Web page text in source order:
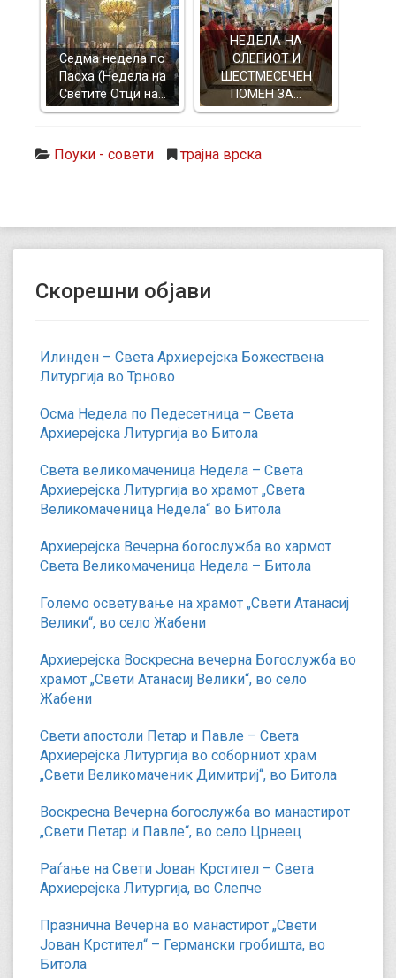
Седма недела по
Пасха (Недела на
Светите Отци на…
НЕДЕЛА НА
СЛЕПИОТ И
ШЕСТМЕСЕЧЕН
ПОМЕН ЗА…
Поуки - совети трајна врска
Скорешни објави
Илинден – Света Архиерејска Божествена
Литургија во Трново
Осма Недела по Педесетница – Света
Архиерејска Литургија во Битола
Света великомаченица Недела – Света
Архиерејска Литургија во храмот „Света
Великомаченица Недела“ во Битола
Архиерејска Вечерна богослужба во хармот
Света Великомаченица Недела – Битола
Големо осветување на храмот „Свети Атанасиј
Велики“, во село Жабени
Архиерејска Воскресна вечерна Богослужба во
храмот „Свети Атанасиј Велики“, во село
Жабени
Свети апостоли Петар и Павле – Света
Архиерејска Литургија во соборниот храм
„Свети Великомаченик Димитриј“, во Битола
Воскресна Вечерна богослужба во манастирот
„Свети Петар и Павле“, во село Црнеец
Раѓање на Свети Јован Крстител – Света
Архиерејска Литургија, во Слепче
Празнична Вечерна во манастирот „Свети
Јован Крстител“ – Германски гробишта, во
Битола